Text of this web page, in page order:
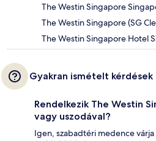
The Westin Singapore
The Westin Singapore (SG
The Westin Singapore Hotel
Gyakran ismételt kérdések
Rendelkezik The Westin
vagy uszodával?
Igen, szabadtéri medence